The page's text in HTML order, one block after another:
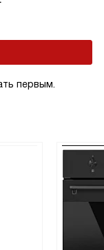
первым.